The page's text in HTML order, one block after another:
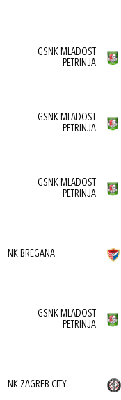
GSNK MLADOST
PETRINJA
GSNK MLADOST
PETRINJA
GSNK MLADOST
PETRINJA
NK BREGANA
GSNK MLADOST
PETRINJA
NK ZAGREB CITY